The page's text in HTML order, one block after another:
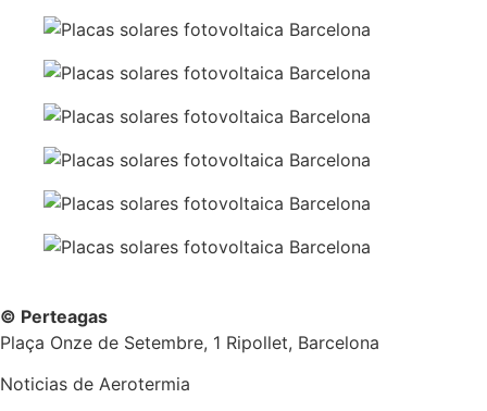
© Perteagas
Plaça Onze de Setembre, 1 Ripollet, Barcelona
Noticias de Aerotermia